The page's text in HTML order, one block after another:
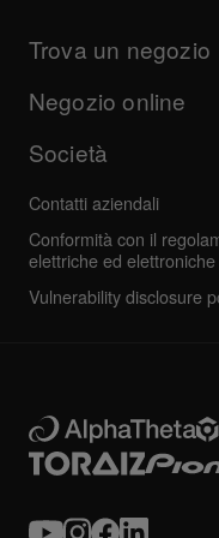
Domande frequenti
Forum della community
Assistenza,
Azienda
Altro
Tutte le notizie
Trova un negozio
Negozio online
Società
Contatti aziendali
Conformità con il
elettriche ed
Vulnerability disclosure